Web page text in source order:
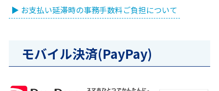
▶ お支払い延滞時の事務手数料ご負担について
モバイル決済(PayPay)